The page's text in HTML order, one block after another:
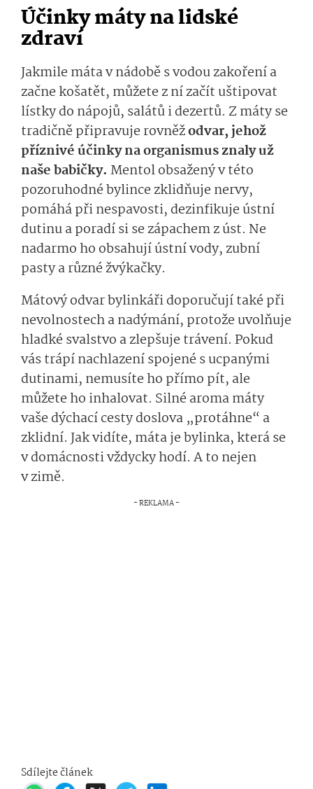
Účinky máty na lidské
zdraví
Jakmile máta v nádobě s vodou zakoření a
začne košatět, můžete z ní začít uštipovat
lístky do nápojů, salátů i dezertů. Z máty se
tradičně připravuje rovněžodvar, jehož
příznivé účinky na organismus znaly už
naše babičky. Mentol obsažený v této
pozoruhodné bylince zklidňuje nervy,
pomáhá při nespavosti, dezinfikuje ústní
dutinu a poradí si se zápachem z úst. Ne
nadarmo ho obsahují ústní vody, zubní
pasty a různé žvýkačky.
Mátový odvar bylinkáři doporučují také při
nevolnostech a nadýmání, protože uvolňuje
hladké svalstvo a zlepšuje trávení. Pokud
vás trápí nachlazení spojené s ucpanými
dutinami, nemusíte ho přímo pít, ale
můžete ho inhalovat. Silné aroma máty
vaše dýchací cesty doslova „protáhne“ a
zklidní. Jak vidíte, máta je bylinka, která se
v domácnosti vždycky hodí. A to nejen
v zimě.
Sdílejte článek